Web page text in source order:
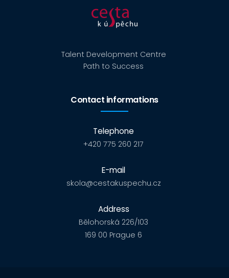
Talent Development Centre
Path to Success
Contact informations
Telephone
+420 775 260 217
E-mail
skola@cestakuspechu.cz
Address
Bělohorská 226/103
169 00 Prague 6